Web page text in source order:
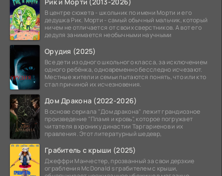
В центре сюжета - школьник по имени Морти и его
дедушка Рик. Морти - самый обычный мальчик, который
ничем не отличается от своих сверстников. А вот его
дедуля занимается необычными научными
Орудия (2025)
Все дети из одного школьного класса, за исключением
одного ребёнка, одновременно бесследно исчезают.
Местные жители и семьи пытаются понять, что или кто
стал причиной их исчезновения.
Дом Дракона (2022-2026)
В основе сериала "Дом дракона" лежит грандиозное
произведение "Пламя и кровь", которое погружает
читателя в хронику династии Таргариенов и их
правления. Этот литературный шедевр,
Грабитель с крыши (2025)
Джеффри Манчестер, прозванный за свои дерзкие
ограбления McDonald s грабителем с крыши,